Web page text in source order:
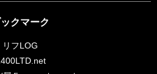
クマーク
リフLOG